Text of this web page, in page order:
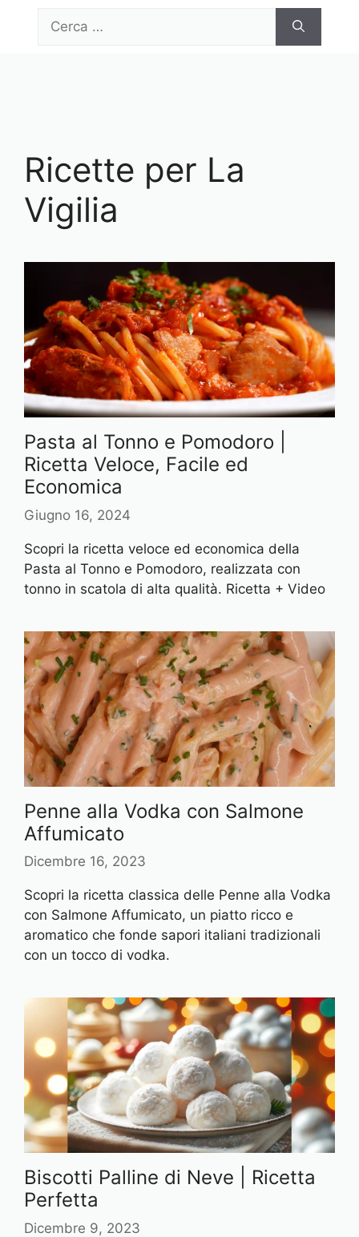
per:
Ricette per La
Vigilia
Pasta al Tonno e Pomodoro |
Ricetta Veloce, Facile ed
Economica
Giugno 16, 2024
Scopri la ricetta veloce ed economica della
Pasta al Tonno e Pomodoro, realizzata con
tonno in scatola di alta qualità. Ricetta + Video
Penne alla Vodka con Salmone
Affumicato
Dicembre 16, 2023
Scopri la ricetta classica delle Penne alla Vodka
con Salmone Affumicato, un piatto ricco e
aromatico che fonde sapori italiani tradizionali
con un tocco di vodka.
Biscotti Palline di Neve | Ricetta
Perfetta
Dicembre 9, 2023